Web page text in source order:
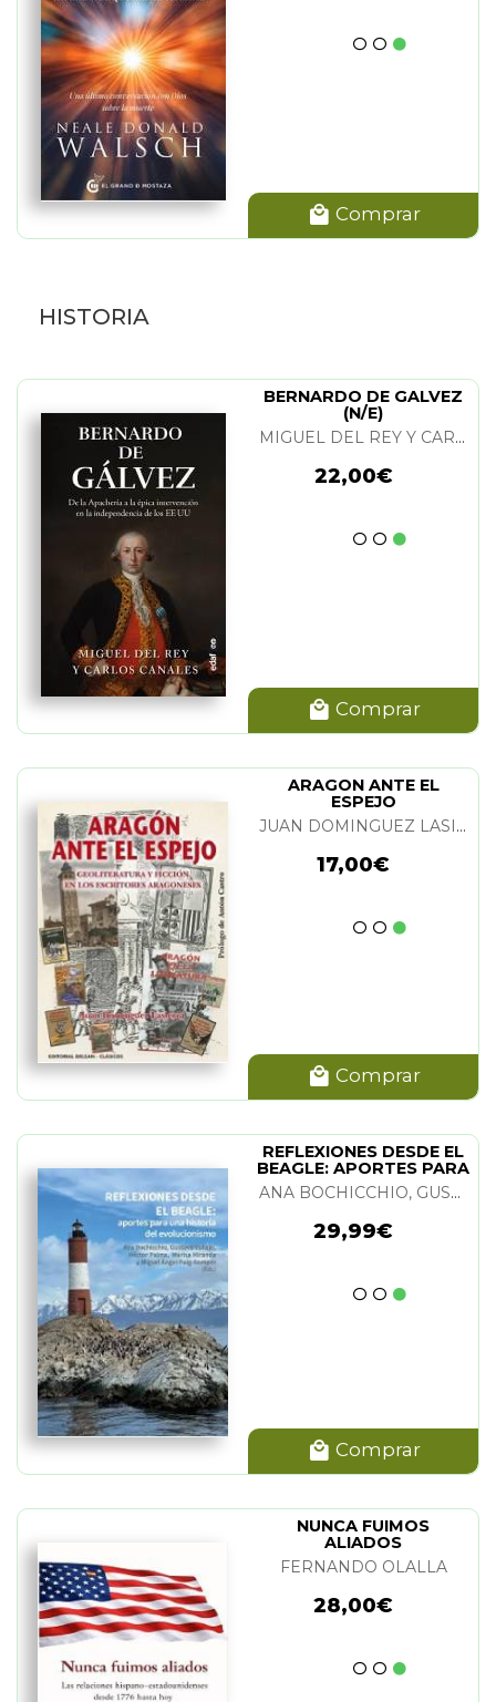
Comprar
HISTORIA
BERNARDO DE GALVEZ
(N/E)
MIGUEL DEL REY Y CARLOS CANALES
22,00€
Comprar
ARAGON ANTE EL
ESPEJO
JUAN DOMINGUEZ LASIERRA
17,00€
Comprar
REFLEXIONES DESDE EL
BEAGLE: APORTES PARA
UNA HIST.
ANA BOCHICCHIO, GUSTAVO VALLEJO, HECTOR PALMA, MARISA MIRANDA Y M. A. PUIG-SAMPER
29,99€
Comprar
NUNCA FUIMOS
ALIADOS
FERNANDO OLALLA
28,00€